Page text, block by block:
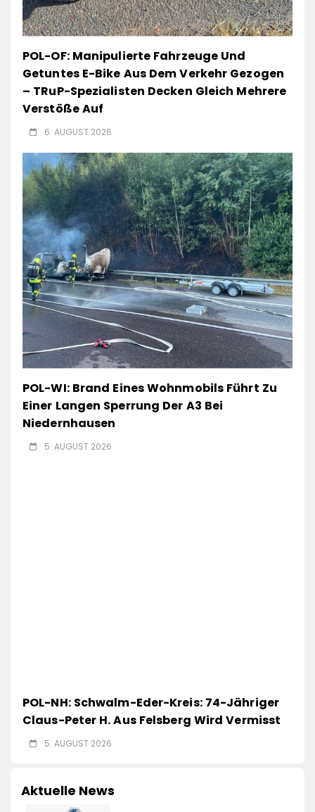
POL-OF: Manipulierte Fahrzeuge Und
Getuntes E-Bike Aus Dem Verkehr Gezogen
– TRuP-Spezialisten Decken Gleich Mehrere
Verstöße Auf
6. AUGUST 2026
POL-WI: Brand Eines Wohnmobils Führt Zu
Einer Langen Sperrung Der A3 Bei
Niedernhausen
5. AUGUST 2026
POL-NH: Schwalm-Eder-Kreis: 74-Jähriger
Claus-Peter H. Aus Felsberg Wird Vermisst
5. AUGUST 2026
Aktuelle News